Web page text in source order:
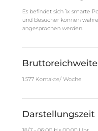
Es befindet sich 1x smarte
und Besucher können
angesprochen werden.
Bruttoreichweite
1.577 Kontakte/ Woche
Darstellungszeit